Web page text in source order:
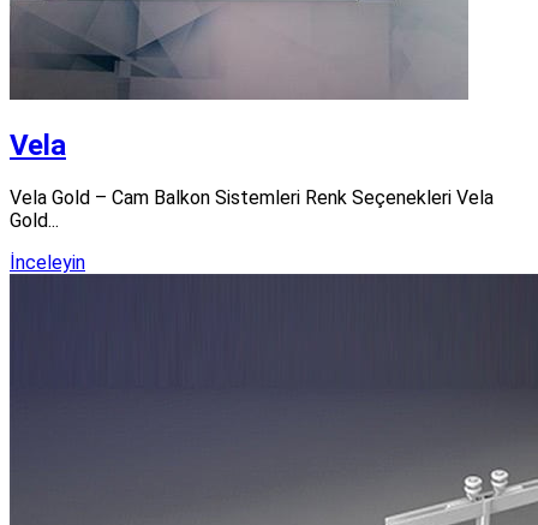
Vela
Vela Gold – Cam Balkon Sistemleri Renk Seçenekleri Vela
Gold...
İnceleyin